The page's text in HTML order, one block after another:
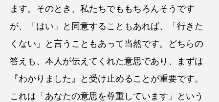
ます。そのとき、私たちでももちろんそうです
が、「はい」と同意することもあれば、「行きた
くない」と言うこともあって当然です。どちらの
答えも、本人が伝えてくれた意思であり、まずは
『わかりました』と受け止めることが重要です。
これは「あなたの意思を尊重しています」という